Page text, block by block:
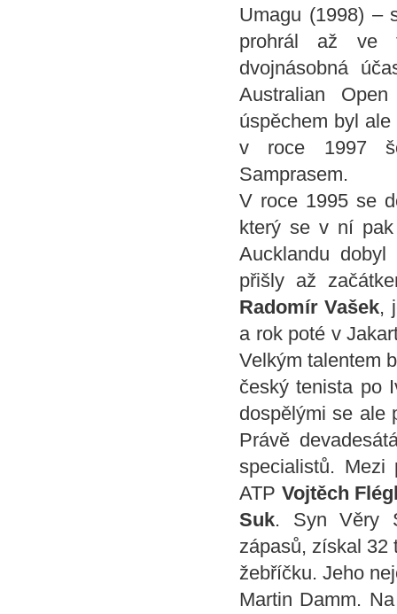
Umagu (1998) –
prohrál až ve
dvojnásobná
Australian
úspěchem byl
v roce 1997
Samprasem.
V roce 1995 se
který se v ní pak
Aucklandu
přišly až
Radomír Vašek,
a rok poté v
Velkým talentem
český tenista po
dospělými se ale
Právě
specialistů.
ATP Vojtěch
Suk. Syn Věry
zápasů, získal 32
žebříčku. Jeho
Martin Damm.